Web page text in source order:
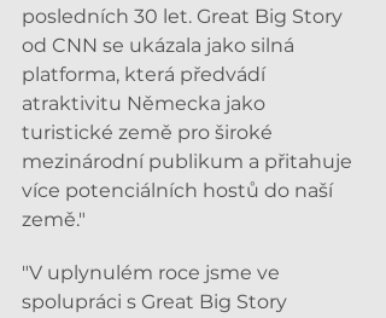
posledních 30 let. Great Big Story
od CNN se ukázala jako silná
platforma, která předvádí
atraktivitu Německa jako
turistické země pro široké
mezinárodní publikum a přitahuje
více potenciálních hostů do naší
země."
"V uplynulém roce jsme ve
spolupráci s Great Big Story